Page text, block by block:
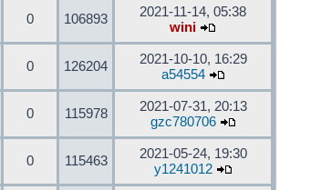
0 106893
2021-11-14, 05:38
wini
0 126204
2021-10-10, 16:29
a54554
0 115978
2021-07-31, 20:13
gzc780706
0 115463
2021-05-24, 19:30
y1241012